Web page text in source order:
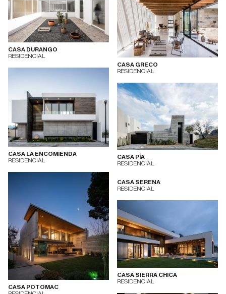
CASA DURANGO
RESIDENCIAL
CASA GRECO
RESIDENCIAL
CASA LA ENCOMIENDA
RESIDENCIAL
CASA PÍA
RESIDENCIAL
CASA POTOMAC
CASA SERENA
RESIDENCIAL
CASA SIERRA CHICA
RESIDENCIAL